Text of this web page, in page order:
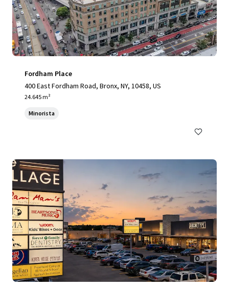
Fordham Place
400 East Fordham Road, Bronx, NY, 10458, US
24.645 m²
Minorista